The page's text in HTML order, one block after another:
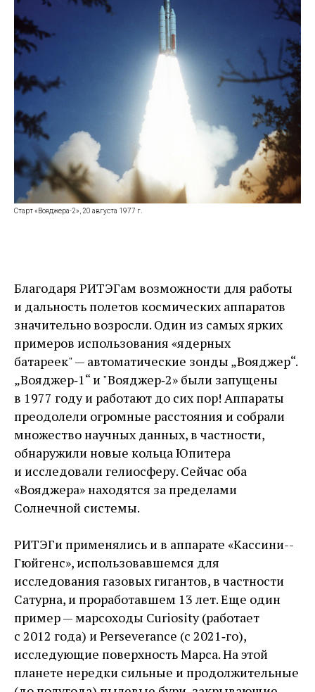
Старт «Вояджера-2», 20 августа 1977 г.
Благодаря РИТЭГам возможности для работы
и дальность полетов космических аппаратов
значительно возросли. Один из самых ярких
примеров использования «ядерных
батареек" — ​автоматические зонды „Вояджер“.
„Вояджер‑1“ и "Вояджер‑2» были запущены
в 1977 году и работают до сих пор! Аппараты
преодолели огромные расстояния и собрали
множество научных данных, в частности,
обнаружили новые кольца Юпитера
и исследовали гелиосферу. Сейчас оба
«Вояджера» находятся за пределами
Солнечной системы.
РИТЭГи применялись и в аппарате «Кассини-­
Гюйгенс», использовавшемся для
исследования газовых гигантов, в частности
Сатурна, и проработавшем 13 лет. Еще один
пример — ​марсоходы Curiosity (работает
с 2012 года) и Perseverance (с 2021‑го),
исследующие поверхность Марса. На этой
планете нередки сильные и продолжительные